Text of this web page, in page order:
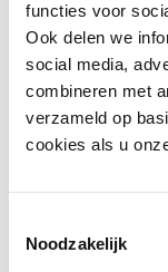
functies voor
Ook delen we
social media,
combineren met
verzameld op
cookies als u
Noodzakelijk